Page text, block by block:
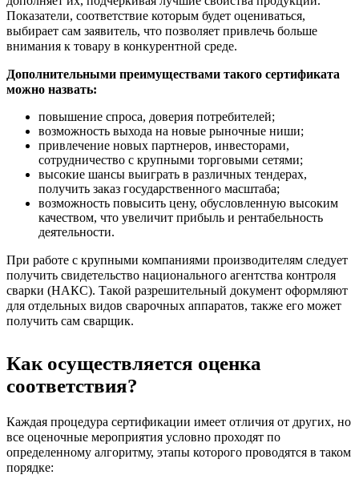
Показатели, соответствие которым будет оцениваться,
выбирает сам заявитель, что позволяет привлечь больше
внимания к товару в конкурентной среде.
Дополнительными преимуществами такого сертификата
можно назвать:
повышение спроса, доверия потребителей;
возможность выхода на новые рыночные ниши;
привлечение новых партнеров, инвесторами,
сотрудничество с крупными торговыми сетями;
высокие шансы выиграть в различных тендерах,
получить заказ государственного масштаба;
возможность повысить цену, обусловленную высоким
качеством, что увеличит прибыль и рентабельность
деятельности.
При работе с крупными компаниями производителям следует
получить свидетельство национального агентства контроля
сварки (НАКС). Такой разрешительный документ оформляют
для отдельных видов сварочных аппаратов, также его может
получить сам сварщик.
Как осуществляется оценка
соответствия?
Каждая процедура сертификации имеет отличия от других, но
все оценочные мероприятия условно проходят по
определенному алгоритму, этапы которого проводятся в таком
порядке: